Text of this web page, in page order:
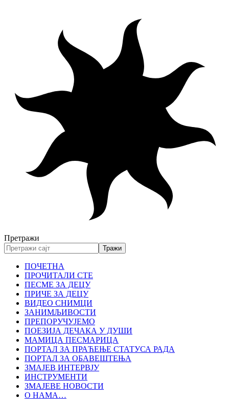
Претражи
ПОЧЕТНА
ПРОЧИТАЛИ СТЕ
ПЕСМЕ ЗА ДЕЦУ
ПРИЧЕ ЗА ДЕЦУ
ВИДЕО СНИМЦИ
ЗАНИМЉИВОСТИ
ПРЕПОРУЧУЈЕМО
ПОЕЗИЈА ДЕЧАКА У ДУШИ
МАМИЦА ПЕСМАРИЦА
ПОРТАЛ ЗА ПРАЋЕЊЕ СТАТУСА РАДА
ПОРТАЛ ЗА ОБАВЕШТЕЊА
ЗМАЈЕВ ИНТЕРВЈУ
ИНСТРУМЕНТИ
ЗМАЈЕВЕ НОВОСТИ
О НАМА…